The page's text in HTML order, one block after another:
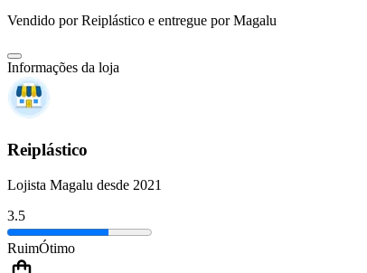
Vendido porReiplástico e entregue por Magalu
Informações da loja
Reiplástico
Lojista Magalu desde 2021
3.5
RuimÓtimo